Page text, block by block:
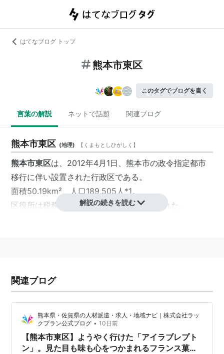
はてなブログ トップ
熊本市東区
このタグでブログを書く
言葉の解説 ネットで話題 関連ブログ
熊本市東区 (地理) 【 くまもとしひがしく 】
熊本市東区は、2012年4月1日、熊本市の政令指定都市
移行に伴い設置された行政区である。
面積50.19km²、人口189,505人*1。
区役所は税務大学校の運動場敷地に設置された。
区域内には国道57号（通称東バイパス）や県道36号線
（通称第二空港線）、県道103号線（通称国体道路）等
の主要幹線が走り、商業施設や医療機関、学校や福祉施
設等も多く、都会の姿を見せる一方で、北には託麻三
山、南には江津湖の自然が広がり、都市の利便性と自然
とが調和した住環境に優れた地域である。
解説の続きを読む
関連ブログ
熊本県・佐賀県の人材派遣・求人・地域ナビ｜株式会社ラッ
クプラン公式ブログ • 10日前
【熊本市東区】ようやく行けた「アイラブレプト
ン」。見た目も味も心をつかまれるフランス菓子